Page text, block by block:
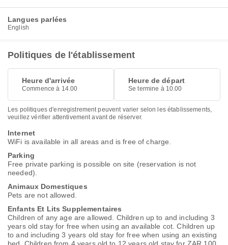
Langues parlées
English
Politiques de l'établissement
Heure d'arrivée
Commence à 14.00
Heure de départ
Se termine à 10.00
Les politiques d'enregistrement peuvent varier selon les établissements,
veuillez vérifier attentivement avant de réserver.
Internet
WiFi is available in all areas and is free of charge.
Parking
Free private parking is possible on site (reservation is not
needed).
Animaux Domestiques
Pets are not allowed.
Enfants Et Lits Supplementaires
Children of any age are allowed. Children up to and including 3
years old stay for free when using an available cot. Children up
to and including 3 years old stay for free when using an existing